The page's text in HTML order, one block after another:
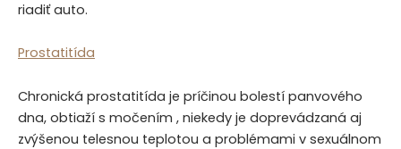
riadiť auto.
Prostatitída
Chronická prostatitída je príčinou bolestí panvového
dna, obtiaží s močením , niekedy je doprevádzaná aj
zvýšenou telesnou teplotou a problémami v sexuálnom